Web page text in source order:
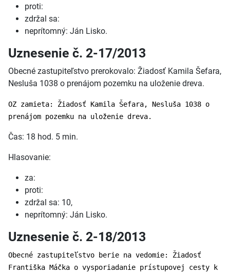
proti:
zdržal sa:
neprítomný: Ján Lisko.
Uznesenie č. 2-17/2013
Obecné zastupiteľstvo prerokovalo: Žiadosť Kamila Šefara,
Nesluša 1038 o prenájom pozemku na uloženie dreva.
OZ zamieta: Žiadosť Kamila Šefara, Nesluša 1038 o
prenájom pozemku na uloženie dreva.
Čas: 18 hod. 5 min.
Hlasovanie:
za:
proti:
zdržal sa: 10,
neprítomný: Ján Lisko.
Uznesenie č. 2-18/2013
Obecné zastupiteľstvo berie na vedomie: Žiadosť
Františka Máčka o vysporiadanie prístupovej cesty k